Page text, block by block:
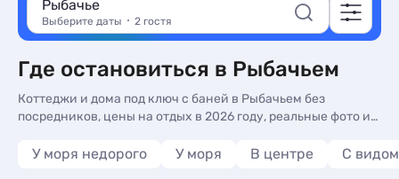
Рыбачье
Выберите даты 2 гостя
Где остановиться в Рыбачьем
Коттеджи и дома под ключ с баней в Рыбачьем без
посредников, цены на отдых в 2026 году, реальные фото и
Рыбачьем - более 10 вариантов, от 4365 руб, жилье с
У моря недорого У моря В центре С